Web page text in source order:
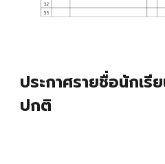
ประกาศรายชื่อนักเรี
ปกติ